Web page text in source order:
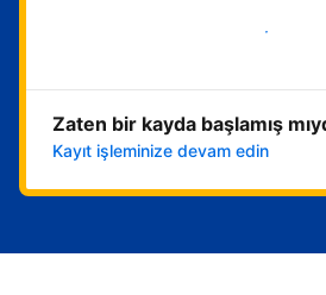
Hemen başla
Zaten bir kayda başlamış
Kayıt işleminize devam edin